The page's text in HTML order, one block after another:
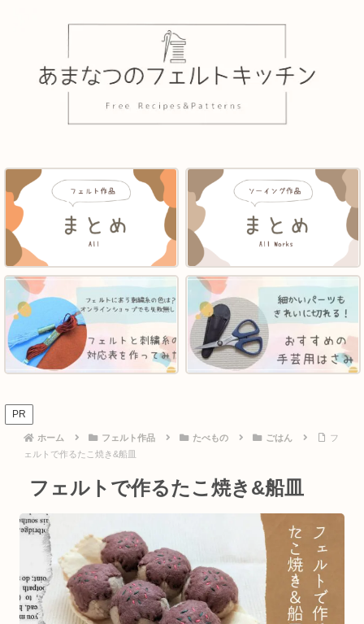
PR
ホーム フェルト作品 たべもの ごはん
フ
ェルトで作るたこ焼き&船皿
フェルトで作るたこ焼き&船皿